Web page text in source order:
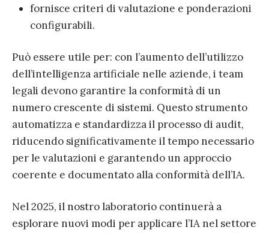
fornisce criteri di valutazione e ponderazioni
configurabili.
Può essere utile per: con l’aumento dell’utilizzo
dell’intelligenza artificiale nelle aziende, i team
legali devono garantire la conformità di un
numero crescente di sistemi. Questo strumento
automatizza e standardizza il processo di audit,
riducendo significativamente il tempo necessario
per le valutazioni e garantendo un approccio
coerente e documentato alla conformità dell’IA.
Nel 2025, il nostro laboratorio continuerà a
esplorare nuovi modi per applicare l’IA nel settore